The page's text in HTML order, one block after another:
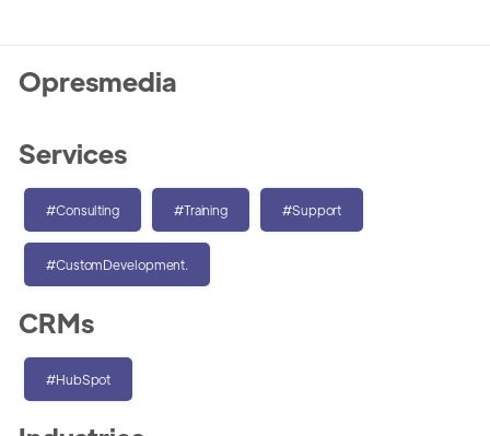
Opresmedia
Services
#Consulting #Training #Support
#CustomDevelopment.
CRMs
#HubSpot